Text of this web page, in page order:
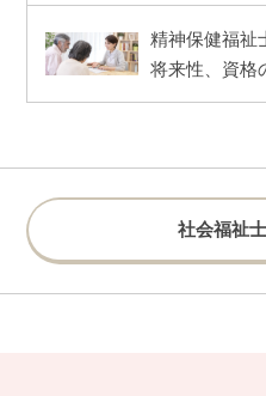
精神保健福祉
将来性、資格
社会福祉